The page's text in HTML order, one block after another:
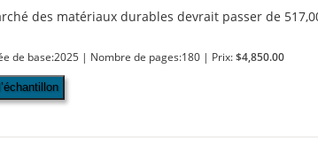
des matériaux durables devrait passer de
de base:2025 | Nombre de pages:180 | Prix:$4,850.00